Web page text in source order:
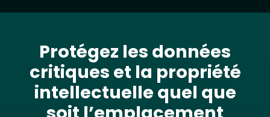
Protégez les données
critiques et la propriété
intellectuelle quel que